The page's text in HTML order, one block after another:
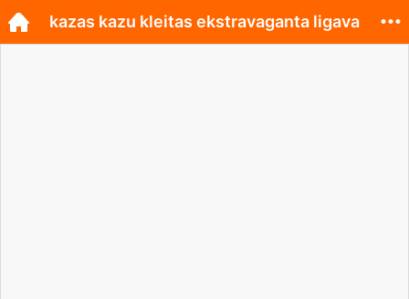
kazas kazu kleitas ekstravaganta ligava